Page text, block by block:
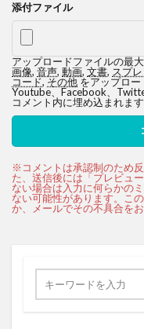
添付ファイル
アップロードファイルの最大
画像, 音声, 動画, 文書, スプ
コード,その他をアップロー
Youtube、Facebook、
コメント内に埋め込まれます